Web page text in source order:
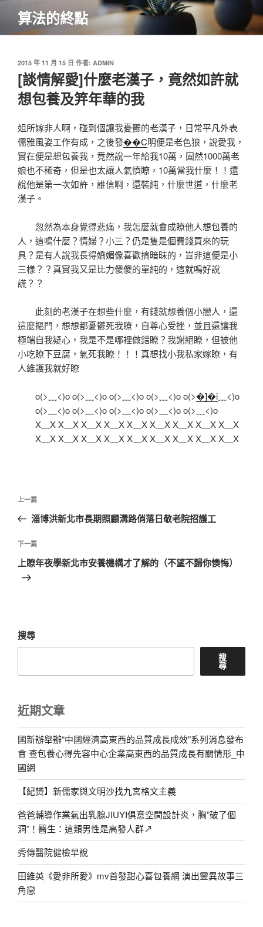
主
算法的終點
發
佈
2015 年 11 月 15 日 作者: ADMIN
[談情解愛]什麼老漢子，竟然如許就
想包養及笄年華的我
姐所嫁非人啊，碰到個讓我憂鬱的老漢子，日常平凡外表
儒雅風姿工作有成，之後發��C明便是老色狼，說愛我，
實在便是想包養我，竟然說一年給我10萬，固然1000萬老
娘也不稀奇，但是也太讓人氣憤瞭，10萬當我什麼！！還
說他是第一次如許，誰信啊，還裝純，什麼世道，什麼老
漢子。
忽然為本身覺得悲痛，我怎麼就會成瞭他人想包養的
人，這鳴什麼？情婦？小三？仍是隻是個費錢買來的玩
具？是有人說我長得嬌媚像喜歡搞暗昧的，豈非這便是小
三樣？？真實我又是比力傻傻的單純的，這就鳴好說
謊？？
此刻的老漢子在想些什麼，有錢就想養個小戀人，還
這麼摳門，想想都憂鬱死我瞭，自尊心受挫，並且還讓我
極端自我疑心，我是不是哪裡做錯瞭？我謝絕瞭，但被他
小吃瞭下豆腐，氣死我瞭！！！真想找小我私家嫁瞭，有
人維護我就好瞭
o(>﹏<)o o(>﹏<)o o(>﹏<)o o(>﹏<)o o(>�]�i ﹏<)o
o(>﹏<)o o(>﹏<)o o(>﹏<)o o(>﹏<)o o(>﹏<)o
X﹏X X﹏X X﹏X X﹏X X﹏X X﹏X X﹏X X﹏X X﹏X
X﹏X X﹏X X﹏X X﹏X X﹏X X﹏X X﹏X X﹏X X﹏X
文
導
覽
上
一
文
章
上一篇
淄博洪新北市長期照顧溝路俏落日敬老院招護工
下
一
下一篇
上瞭年夜學新北市安養機構才了解的（不望不歸你懊悔）
搜尋
搜
尋
近期文章
國新辦舉辦“中國經濟高東西的品質成長成效”系列消息發布
會 查包養心得先容中心企業高東西的品質成長有關情形_中
國網
【紀赟】新儒家與文明沙找九宮格文主義
爸爸輔導作業氣出乳腺JIUYI俱意空間設計炎，胸”破了個
洞”！醫生：這類男性是高發人群↗
秀傳醫院健檢早說
田維英《愛非所愛》mv首發甜心喜包養網 演出靈異故事三
角戀